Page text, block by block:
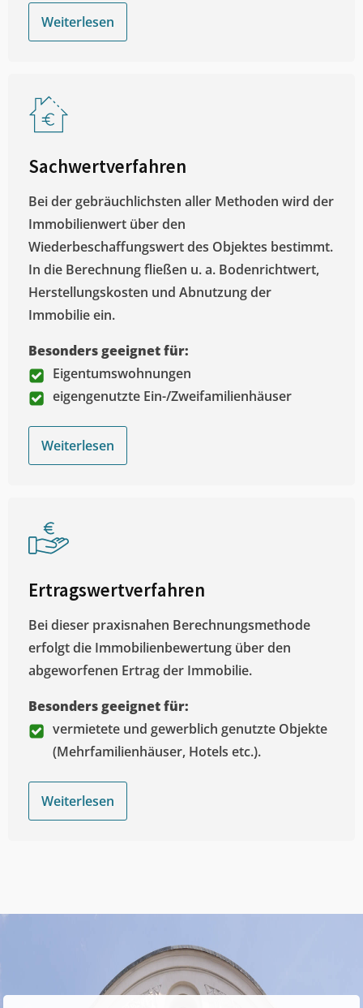
Weiterlesen
Sachwertverfahren
Bei der gebräuchlichsten aller Methoden wird der
Immobilienwert über den
Wiederbeschaffungswert des Objektes bestimmt.
In die Berechnung fließen u. a. Bodenrichtwert,
Herstellungskosten und Abnutzung der
Immobilie ein.
Besonders geeignet für:
Eigentumswohnungen
eigengenutzte Ein-/Zweifamilienhäuser
Weiterlesen
Ertragswertverfahren
Bei dieser praxisnahen Berechnungsmethode
erfolgt die Immobilienbewertung über den
abgeworfenen Ertrag der Immobilie.
Besonders geeignet für:
vermietete und gewerblich genutzte Objekte
(Mehrfamilienhäuser, Hotels etc.).
Weiterlesen